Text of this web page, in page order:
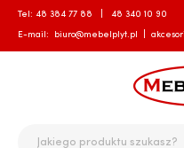
Tel: 48 384 77 88 48 340 10 90
E-mail: biuro@mebelplyt.pl